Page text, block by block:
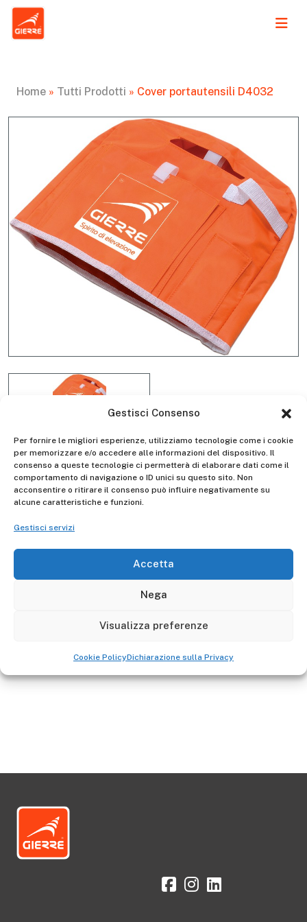
Gestisci Consenso
Per fornire le migliori esperienze, utilizziamo tecnologie come i cookie
per memorizzare e/o accedere alle informazioni del dispositivo. Il
consenso a queste tecnologie ci permetterà di elaborare dati come il
comportamento di navigazione o ID unici su questo sito. Non
acconsentire o ritirare il consenso può influire negativamente su
alcune caratteristiche e funzioni.
Gestisci servizi
Accetta
Nega
Visualizza preferenze
Cookie PolicyDichiarazione sulla Privacy
Home » Tutti Prodotti » Cover portautensili D4032
Cover portautensili D4032
Descrizione
I ricambi sono garantiti per 10 anni, controllare l'anno
della scala per verificare la conformità.